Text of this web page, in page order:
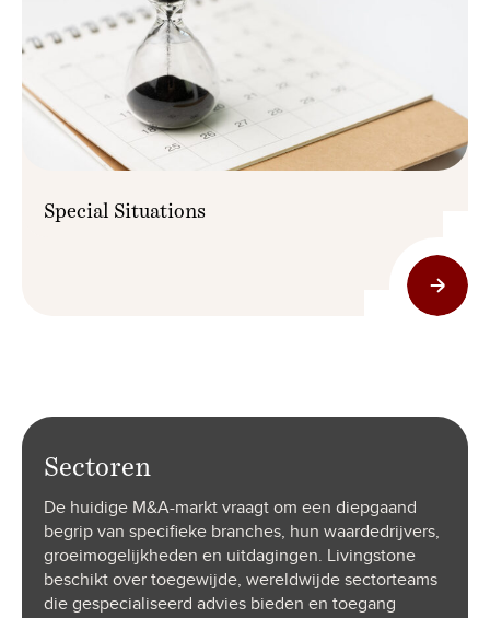
Special Situations
Sectoren
De huidige M&A-markt vraagt om een diepgaand
begrip van specifieke branches, hun waardedrijvers,
groeimogelijkheden en uitdagingen. Livingstone
beschikt over toegewijde, wereldwijde sectorteams
die gespecialiseerd advies bieden en toegang